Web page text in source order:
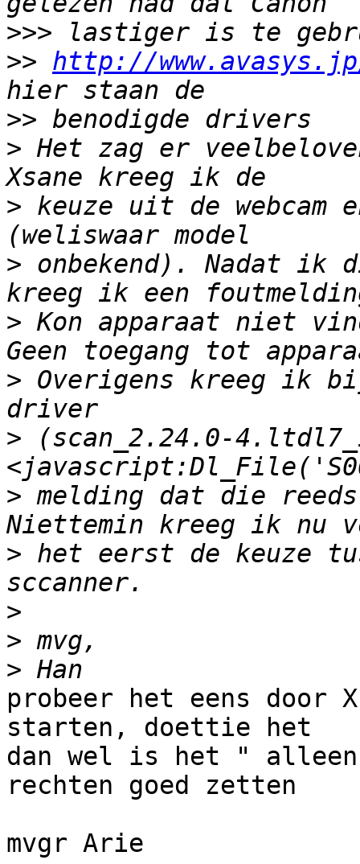
>>>
>> http://
>>
> Het zag er
> keuze uit de webcam
> onbekend). Nadat ik
> Kon apparaat niet
> Overigens kreeg ik
> (scan_2.24.0-
> melding dat die
> het eerst de keuze
>
>
>
probeer het eens door
starten, doettie het
dan wel is het " alleen
rechten goed zetten
mvgr Arie